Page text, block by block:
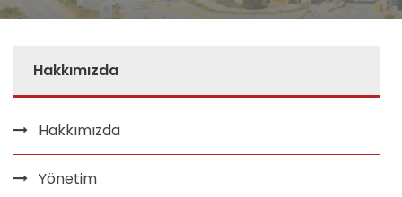
Hakkımızda
Hakkımızda
Yönetim